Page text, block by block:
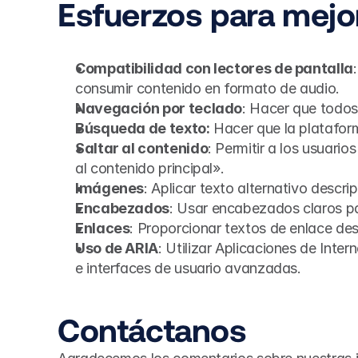
Esfuerzos para
Compatibilidad con lectores de pantalla
consumir contenido en formato de audio.
Navegación por teclado: Hacer que
Búsqueda de texto: Hacer que la
Saltar al contenido: Permitir a los
al contenido principal».
Imágenes: Aplicar texto alternativo
Encabezados: Usar encabezados claros
Enlaces: Proporcionar textos de enlace
Uso de ARIA: Utilizar Aplicaciones de
e interfaces de usuario avanzadas.
Contáctanos